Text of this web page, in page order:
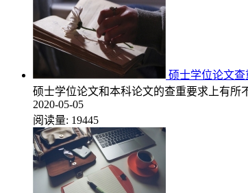
硕士学位论文
硕士学位论文和本科论文的查重要求上有所
2020-05-05
阅读量: 19445